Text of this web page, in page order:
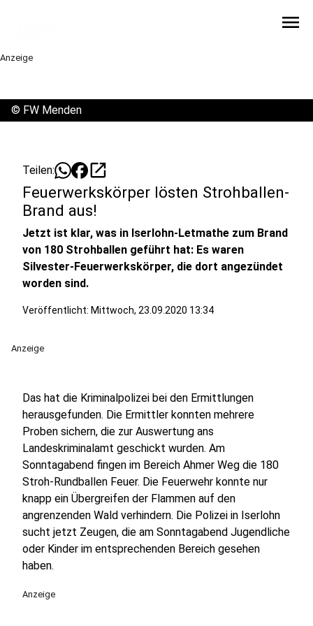
menu
Anzeige
© FW Menden
Teilen: open_in_new
Feuerwerkskörper lösten Strohballen-
Brand aus!
Jetzt ist klar, was in Iserlohn-Letmathe zum Brand
von 180 Strohballen geführt hat: Es waren
Silvester-Feuerwerkskörper, die dort angezündet
worden sind.
Veröffentlicht: Mittwoch, 23.09.2020 13:34
Anzeige
Das hat die Kriminalpolizei bei den Ermittlungen
herausgefunden. Die Ermittler konnten mehrere
Proben sichern, die zur Auswertung ans
Landeskriminalamt geschickt wurden. Am
Sonntagabend fingen im Bereich Ahmer Weg die 180
Stroh-Rundballen Feuer. Die Feuerwehr konnte nur
knapp ein Übergreifen der Flammen auf den
angrenzenden Wald verhindern. Die Polizei in Iserlohn
sucht jetzt Zeugen, die am Sonntagabend Jugendliche
oder Kinder im entsprechenden Bereich gesehen
haben.
Anzeige